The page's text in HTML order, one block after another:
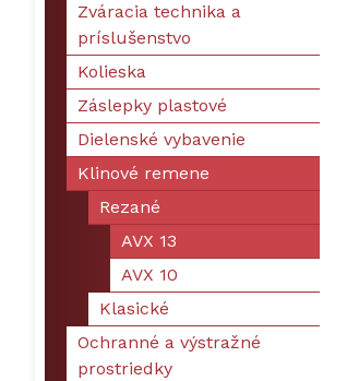
Zváracia technika a
príslušenstvo
Kolieska
Záslepky plastové
Dielenské vybavenie
Klinové remene
Rezané
AVX 13
AVX 10
Klasické
Ochranné a výstražné
prostriedky